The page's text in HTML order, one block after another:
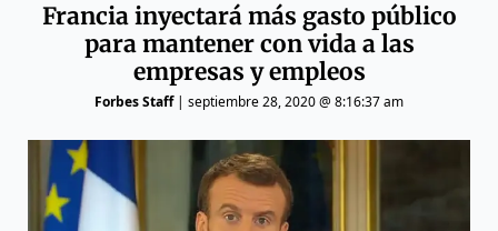
Francia inyectará más gasto público
para mantener con vida a las
empresas y empleos
Forbes Staff| septiembre 28, 2020 @ 8:16:37 am